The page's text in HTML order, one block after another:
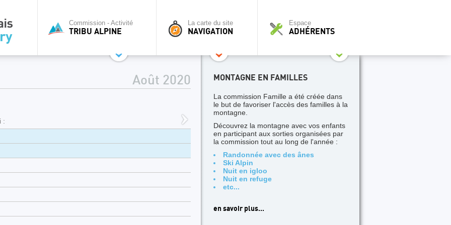
Commission - Activité
TRIBU ALPINE
La carte du site
NAVIGATION
Espace
ADHÉRENTS
Août 2020
:
MONTAGNE EN FAMILLES
La commission Famille a été créée dans
le but de favoriser l'accès des familles à la
montagne.
Découvrez la montagne avec vos enfants
en participant aux sorties organisées par
la commission tout au long de l'année :
Randonnée avec des ânes
Ski Alpin
Nuit en igloo
Nuit en refuge
etc...
en savoir plus...